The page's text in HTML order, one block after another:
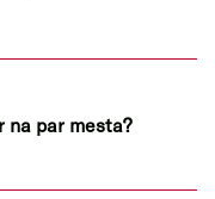
na par mesta?